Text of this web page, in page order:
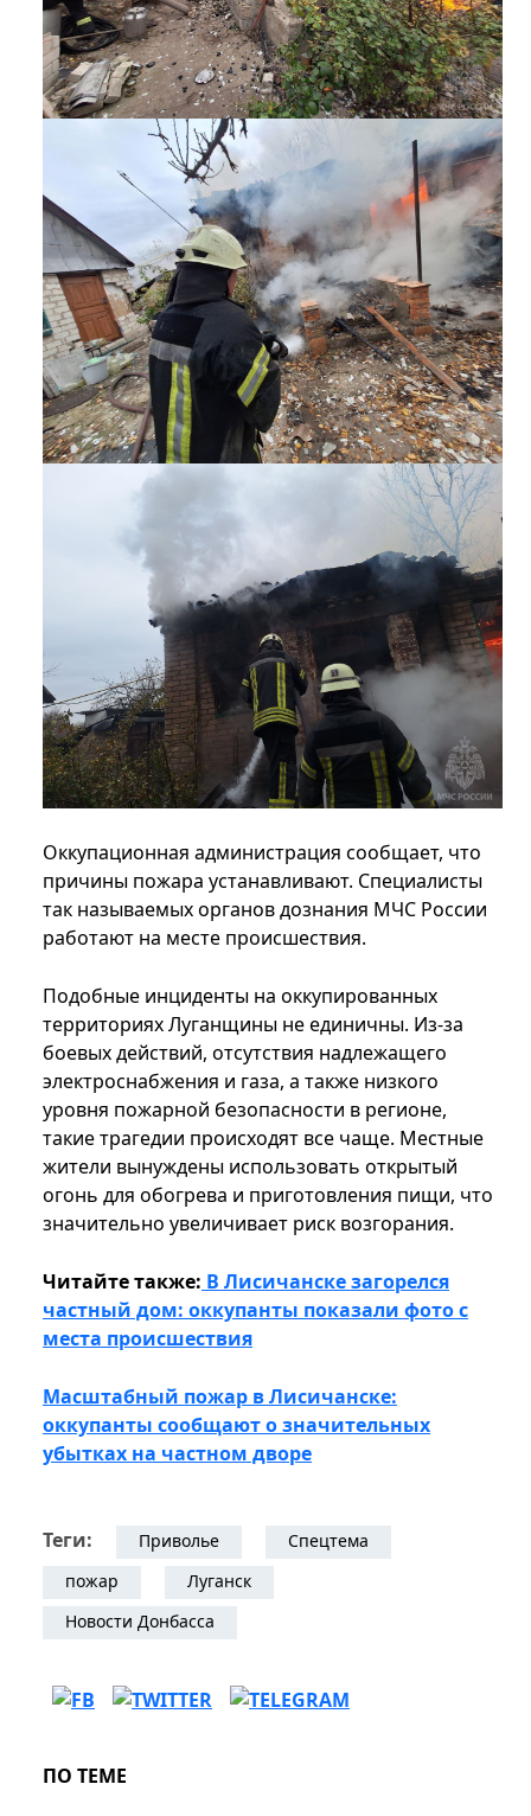
Оккупационная администрация сообщает, что
причины пожара устанавливают. Специалисты
так называемых органов дознания МЧС России
работают на месте происшествия.
Подобные инциденты на оккупированных
территориях Луганщины не единичны. Из-за
боевых действий, отсутствия надлежащего
электроснабжения и газа, а также низкого
уровня пожарной безопасности в регионе,
такие трагедии происходят все чаще. Местные
жители вынуждены использовать открытый
огонь для обогрева и приготовления пищи, что
значительно увеличивает риск возгорания.
Читайте также: В Лисичанске загорелся
частный дом: оккупанты показали фото с
места происшествия
Масштабный пожар в Лисичанске:
оккупанты сообщают о значительных
убытках на частном дворе
Теги: Приволье
Спецтема
пожар
Луганск
Новости Донбасса
ПО ТЕМЕ